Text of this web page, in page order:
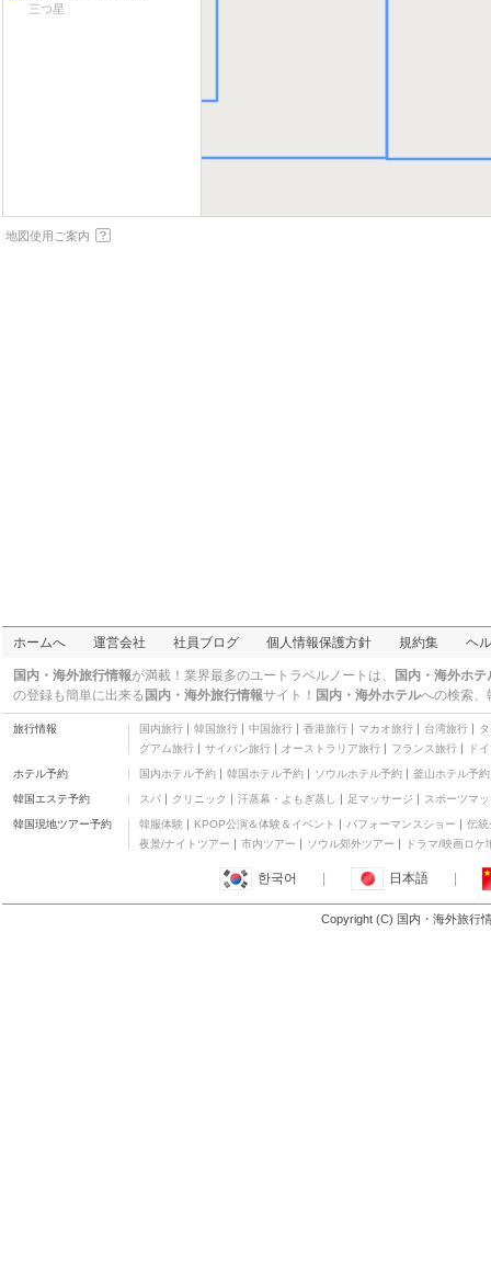
三つ星
地図使用ご案内
ホームへ 運営会社 社員ブログ 個人情報保護方針 規約集 ヘ
国内・海外旅行情報が満載！業界最多のユートラベルノートは、
国内・海外ホ
の登録も簡単に出来る 国内・海外旅行情報サイト！ 国内・海外ホテルへの検索、
旅行情報 国内旅行 韓国旅行 中国旅行 香港旅行 マカオ旅行 台湾旅行
グアム旅行
サイパン旅行 オーストラリア旅行 フランス旅行 ド
ホテル予約 国内ホテル予約 韓国ホテル予約 ソウルホテル予約 釜山ホテル予約
韓国エステ予約 スパ クリニック 汗蒸幕・よもぎ蒸し 足マッサージ スポーツマ
韓国現地ツアー予約 韓服体験 KPOP公演＆体験＆イベント パフォーマンスショー
伝統
夜景/ナイトツアー
市内ツアー ソウル郊外ツアー ドラマ/映画ロケ
한국어 日本語
Copyright (C) 国内・海外旅行